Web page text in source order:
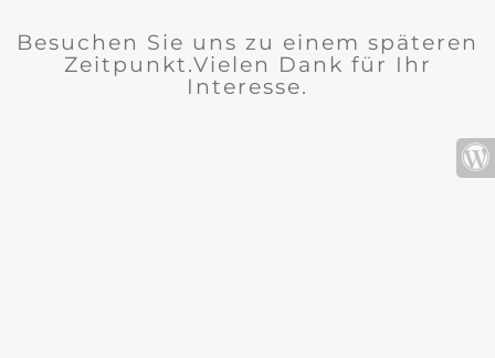
Besuchen Sie uns zu einem späteren
Zeitpunkt.Vielen Dank für Ihr
Interesse.